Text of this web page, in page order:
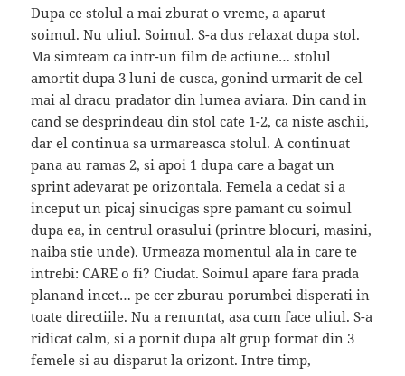
Dupa ce stolul a mai zburat o vreme, a aparut
soimul. Nu uliul. Soimul. S-a dus relaxat dupa stol.
Ma simteam ca intr-un film de actiune… stolul
amortit dupa 3 luni de cusca, gonind urmarit de cel
mai al dracu pradator din lumea aviara. Din cand in
cand se desprindeau din stol cate 1-2, ca niste aschii,
dar el continua sa urmareasca stolul. A continuat
pana au ramas 2, si apoi 1 dupa care a bagat un
sprint adevarat pe orizontala. Femela a cedat si a
inceput un picaj sinucigas spre pamant cu soimul
dupa ea, in centrul orasului (printre blocuri, masini,
naiba stie unde). Urmeaza momentul ala in care te
intrebi: CARE o fi? Ciudat. Soimul apare fara prada
planand incet… pe cer zburau porumbei disperati in
toate directiile. Nu a renuntat, asa cum face uliul. S-a
ridicat calm, si a pornit dupa alt grup format din 3
femele si au disparut la orizont. Intre timp,